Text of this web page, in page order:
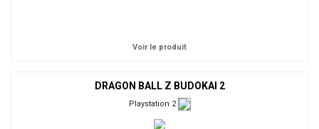
Voir le produit
DRAGON BALL Z BUDOKAI 2
Playstation 2